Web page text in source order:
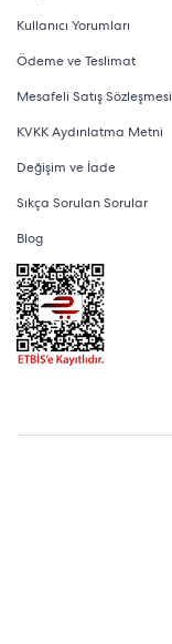
Kullanıcı Yorumları
Ödeme ve Teslimat
Mesafeli Satış Sözleşmesi
KVKK Aydınlatma Metni
Değişim ve İade
Sıkça Sorulan Sorular
Blog